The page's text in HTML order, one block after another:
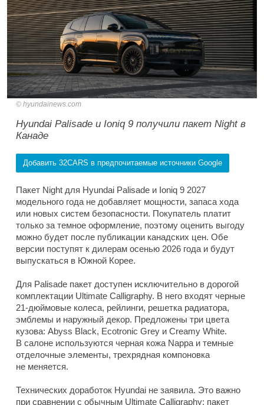
hyundainews.com
Hyundai Palisade и Ioniq 9 получили пакет Night в
Канаде
Добавить 32CARS в предпочитаемые источники Google
Пакет Night для Hyundai Palisade и Ioniq 9 2027
модельного года не добавляет мощности, запаса хода
или новых систем безопасности. Покупатель платит
только за темное оформление, поэтому оценить выгоду
можно будет после публикации канадских цен. Обе
версии поступят к дилерам осенью 2026 года и будут
выпускаться в Южной Корее.
Для Palisade пакет доступен исключительно в дорогой
комплектации Ultimate Calligraphy. В него входят черные
21-дюймовые колеса, рейлинги, решетка радиатора,
эмблемы и наружный декор. Предложены три цвета
кузова: Abyss Black, Ecotronic Grey и Creamy White.
В салоне используются черная кожа Nappa и темные
отделочные элементы, трехрядная компоновка
не меняется.
Технических доработок Hyundai не заявила. Это важно
при сравнении с обычным Ultimate Calligraphy: пакет